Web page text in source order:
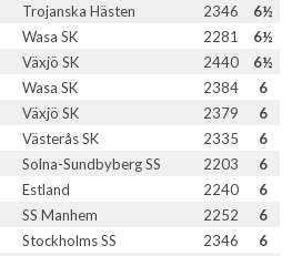
Trojanska Hästen 2346
6½
Wasa SK 2281
6½
Växjö SK 2440
6½
Wasa SK 2384
6
Växjö SK 2379
6
Västerås SK 2335
6
Solna-Sundbyberg SS 2203
6
Estland 2240
6
SS Manhem 2252
6
Stockholms SS 2346
6